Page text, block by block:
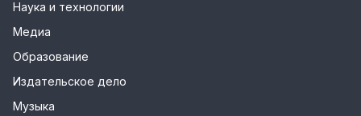
Наука и технологии
Медиа
Образование
Издательское дело
Музыка